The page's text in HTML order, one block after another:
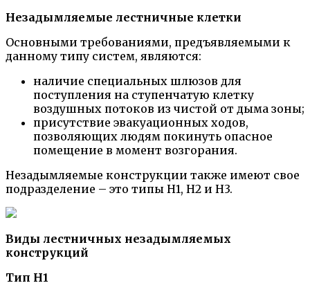
Незадымляемые лестничные клетки
Основными требованиями, предъявляемыми к
данному типу систем, являются:
наличие специальных шлюзов для
поступления на ступенчатую клетку
воздушных потоков из чистой от дыма зоны;
присутствие эвакуационных ходов,
позволяющих людям покинуть опасное
помещение в момент возгорания.
Незадымляемые конструкции также имеют свое
подразделение – это типы Н1, Н2 и Н3.
Виды лестничных незадымляемых
конструкций
Тип Н1